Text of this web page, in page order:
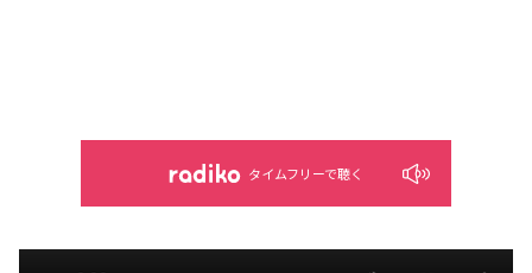
タイムフリーで聴く